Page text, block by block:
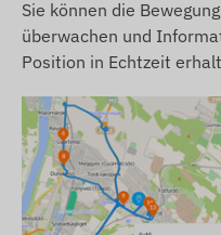
Wir sind bestrebt, die
Website kontinuierlich
jedoch, dass der
vorbehält,
Verpackungen ohne
ändern. Aus diesem
Aussehen der
Sie können die
überwachen und
Position in Echtzeit